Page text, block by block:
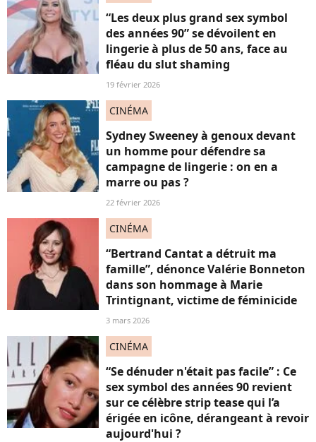
“Les deux plus grand sex symbol
des années 90” se dévoilent en
lingerie à plus de 50 ans, face au
fléau du slut shaming
19 février 2026
CINÉMA
Sydney Sweeney à genoux devant
un homme pour défendre sa
campagne de lingerie : on en a
marre ou pas ?
22 février 2026
CINÉMA
“Bertrand Cantat a détruit ma
famille”, dénonce Valérie Bonneton
dans son hommage à Marie
Trintignant, victime de féminicide
3 mars 2026
CINÉMA
“Se dénuder n'était pas facile” : Ce
sex symbol des années 90 revient
sur ce célèbre strip tease qui l’a
érigée en icône, dérangeant à revoir
aujourd'hui ?